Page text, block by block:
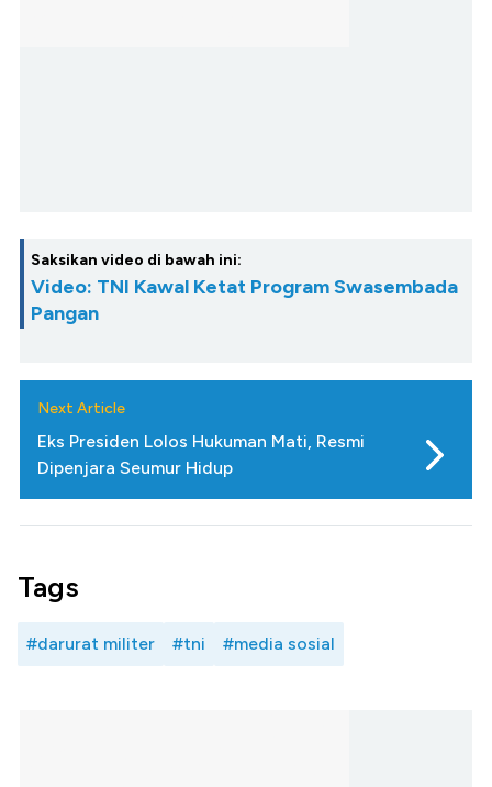
Saksikan video di bawah ini:
Video: TNI Kawal Ketat Program Swasembada
Pangan
Next Article
Eks Presiden Lolos Hukuman Mati, Resmi
Dipenjara Seumur Hidup
Tags
#darurat militer #tni #media sosial